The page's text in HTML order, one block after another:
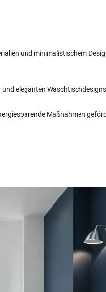
und minimalistischem
eleganten
Maßnahmen